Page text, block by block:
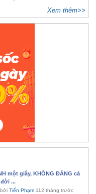
Xem thêm>>
một giây, KHÔNG ĐÁNG cả
...
Tiến Phạm 112 tháng trước